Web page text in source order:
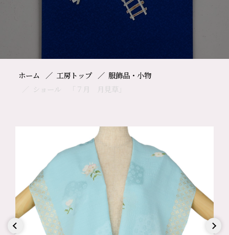
ホーム 工房トップ
服飾品・小物
ショール 「７月 月見草」